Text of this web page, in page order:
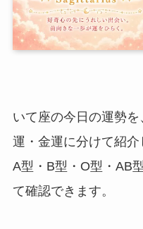
いて座の今日の運勢
運・金運に分けて紹介
A型・B型・O型・AB
て確認できます。